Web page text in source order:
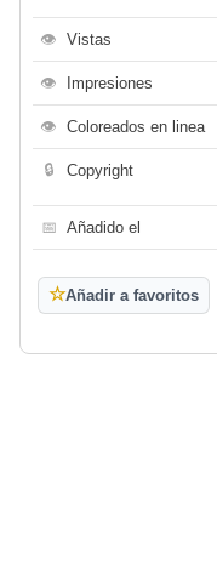
👁 Vistas
👁 Impresiones
👁 Coloreados en linea
🔒 Copyright
📅 Añadido el
☆Añadir a favoritos